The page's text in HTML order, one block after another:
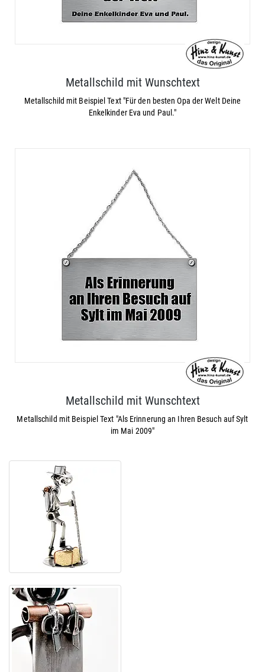
Metallschild mit Wunschtext
Metallschild mit Beispiel Text "Für den besten Opa der Welt Deine
Enkelkinder Eva und Paul."
Metallschild mit Wunschtext
Metallschild mit Beispiel Text "Als Erinnerung an Ihren Besuch auf Sylt
im Mai 2009"